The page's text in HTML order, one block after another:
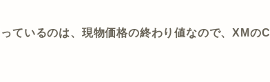
ているのは、現物価格の終わり値なので、XMの